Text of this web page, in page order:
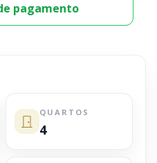
pagamento
QUARTOS
4